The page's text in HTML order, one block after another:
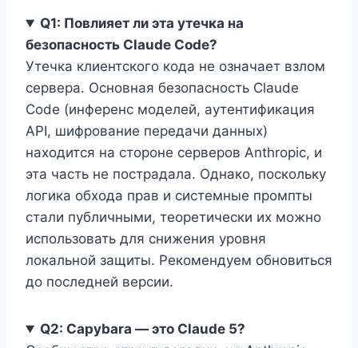
Q1: Повлияет ли эта утечка на
безопасность Claude Code?
Утечка клиентского кода не означает взлом
сервера. Основная безопасность Claude
Code (инференс моделей, аутентификация
API, шифрование передачи данных)
находится на стороне серверов Anthropic, и
эта часть не пострадала. Однако, поскольку
логика обхода прав и системные промпты
стали публичными, теоретически их можно
использовать для снижения уровня
локальной защиты. Рекомендуем обновиться
до последней версии.
Q2: Capybara — это Claude 5?